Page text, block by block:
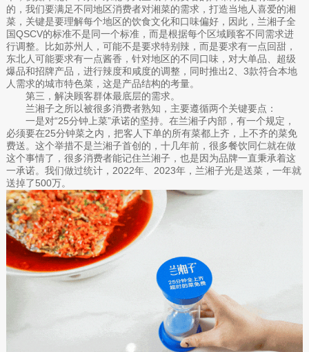
的，我们要满足不同地区消费者对湘菜的需求，打造当地人喜爱的湘
菜，关键是要理解每个地区的饮食文化和口味偏好，因此，兰湘子全
国QSCV的标准不是同一个标准，而是根据每个区域顾客不同需求进
行调整。比如苏州人，可能不是要求特别辣，而是要求有一点回甜，
东北人可能要求有一点酱香，针对地区的不同口味，对大单品、超级
爆品和招牌产品，进行辣度和咸度的调整，同时推出2、3款符合本地
人需求的城市特色菜，这是产品结构的考量。
第三，解决顾客群体最底层的需求。
兰湘子之所以被很多消费者熟知，主要遵循两个关键要点：
一是对“25分钟上菜”承诺的坚持。在兰湘子内部，有一个规定，
必须要在25分钟菜之内，把客人下单的所有菜都上齐，上不齐的菜免
费送。这个举措不是兰湘子首创的，十几年前，很多餐饮同仁就在做
这个事情了，很多消费者能记住兰湘子，也是因为品牌一直秉承着这
一承诺。我们做过统计，2022年、2023年，兰湘子光是送菜，一年就
送掉了500万。